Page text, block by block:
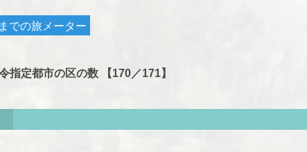
での旅メーター
指定都市の区の数 【170／171】